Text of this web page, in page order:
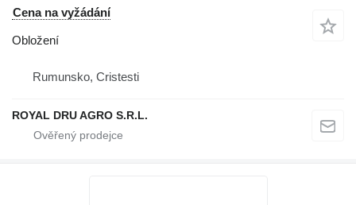
Cena na vyžádání
Obložení
Rumunsko, Cristesti
ROYAL DRU AGRO S.R.L.